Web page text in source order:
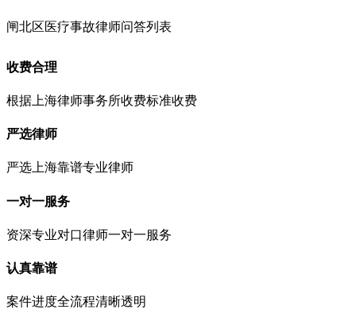
闸北区医疗事故律师问答列表
收费合理
根据上海律师事务所收费标准收费
严选律师
严选上海靠谱专业律师
一对一服务
资深专业对口律师一对一服务
认真靠谱
案件进度全流程清晰透明